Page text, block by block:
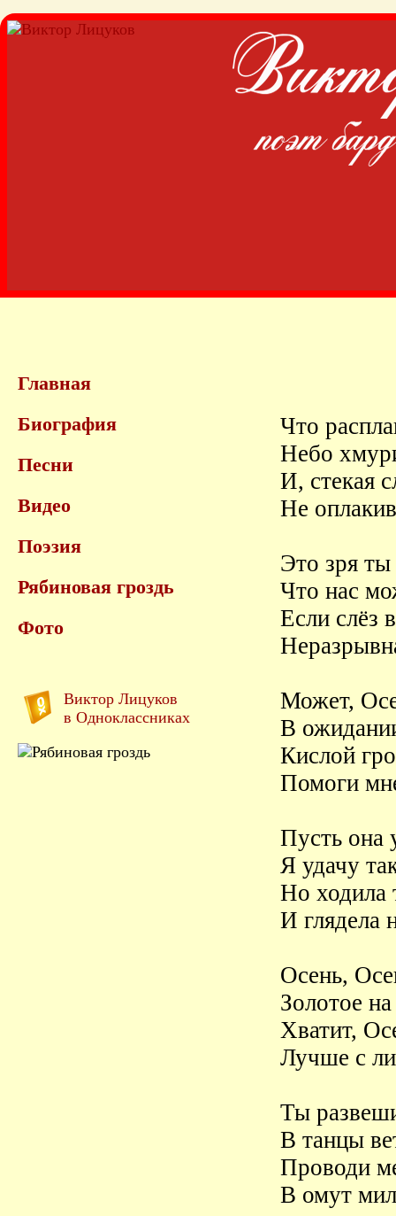
Главная
Биография
Песни
Видео
Поэзия
Рябиновая гроздь
Фото
Виктор Лицуков
в Одноклассниках
Что
Небо
И, стекая
Не
Это зря
Что нас
Если слёз
Может,
В
Кислой
Помоги
Пусть она
Я удачу
Но ходила
И глядела
Осень,
Золотое
Хватит,
Лучше с
Ты
В танцы
Проводи
В омут